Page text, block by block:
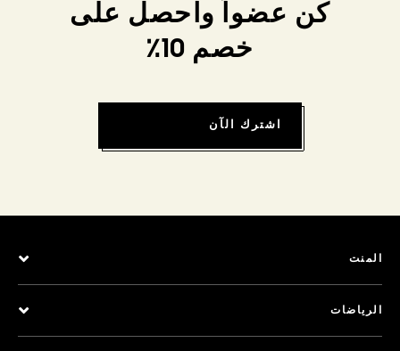
كن عضواً واحصل على
خصم 10٪
اشترك الآن
المنت
الرياضات